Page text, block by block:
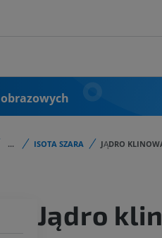
obrazowych
... ISOTA SZARA JĄDRO
Jądro